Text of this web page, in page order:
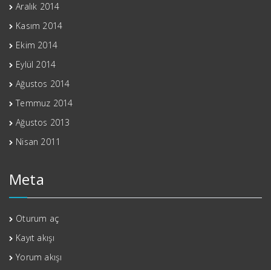
Aralık 2014
Kasım 2014
Ekim 2014
Eylül 2014
Ağustos 2014
Temmuz 2014
Ağustos 2013
Nisan 2011
Meta
Oturum aç
Kayıt akışı
Yorum akışı